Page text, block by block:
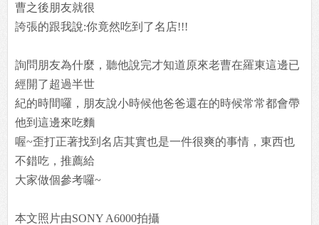
曹之後朋友就很
誇張的跟我說:你竟然吃到了名店!!!
詢問朋友為什麼，聽他說完才知道原來老曹在羅東這邊已
經開了超過半世
紀的時間囉，朋友說小時候他爸爸還在的時候常常都會帶
他到這邊來吃麵
喔~歪打正著找到名店其實也是一件很爽的事情，東西也
不錯吃，推薦給
大家做個參考囉~
本文照片由SONY A6000拍攝